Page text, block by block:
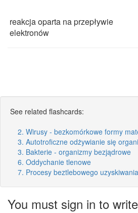
reakcja oparta na przepływie
elektronów
See related flashcards:
2. Wirusy - bezkomórkowe formy
3. Autotroficzne odżywianie się
3. Bakterie - organizmy bezjądrowe
6. Oddychanie tlenowe
7. Procesy beztlebowego
You must sign in to